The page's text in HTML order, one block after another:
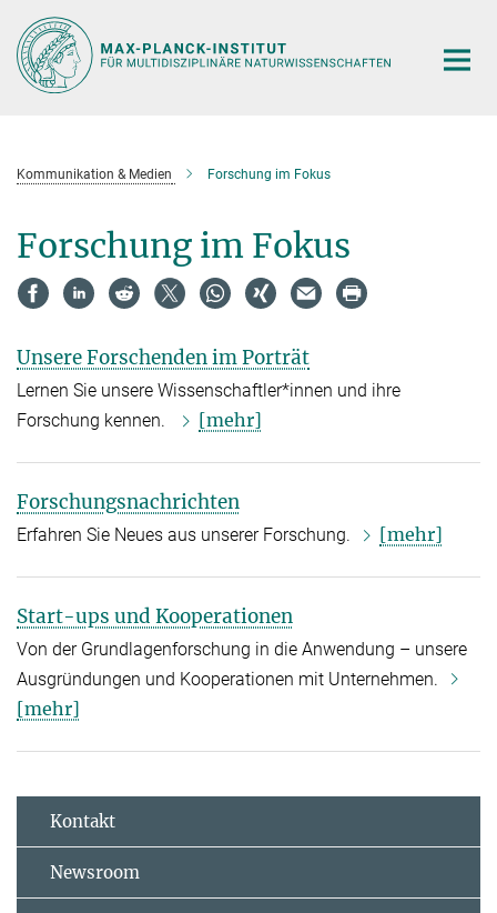
Hauptinhalt
Kommunikation & Medien Forschung im Fokus
Forschung im Fokus
Unsere Forschenden im Porträt
Lernen Sie unsere Wissenschaftler*innen und ihre
Forschung kennen.
[mehr]
Forschungsnachrichten
Erfahren Sie Neues aus unserer Forschung. [mehr]
Start-ups und Kooperationen
Von der Grundlagenforschung in die Anwendung – unsere
Ausgründungen und Kooperationen mit Unternehmen.
[mehr]
Kontakt
Newsroom